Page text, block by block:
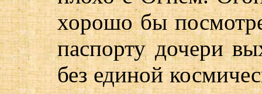
хорошо бы
паспорту дочери
без единой